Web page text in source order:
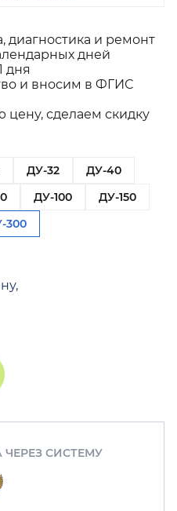
диагностика и ремонт
дней
дня
и вносим в ФГИС
сделаем скидку
ДУ-32
ДУ-40
ДУ-100
ДУ-150
300
ЧЕРЕЗ СИСТЕМУ